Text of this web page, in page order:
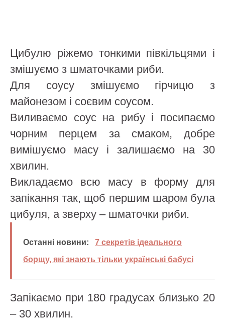
Цибулю ріжемо тонкими півкільцями і
змішуємо з шматочками риби.
Для соусу змішуємо гірчицю з
майонезом і соєвим соусом.
Виливаємо соус на рибу і посипаємо
чорним перцем за смаком, добре
вимішуємо масу і залишаємо на 30
хвилин.
Викладаємо всю масу в форму для
запікання так, щоб першим шаром була
цибуля, а зверху – шматочки риби.
Останні новини:
7 секретів ідеального
борщу, які знають тільки українські бабусі
Запікаємо при 180 градусах близько 20
– 30 хвилин.